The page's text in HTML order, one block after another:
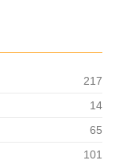
217
14
65
101